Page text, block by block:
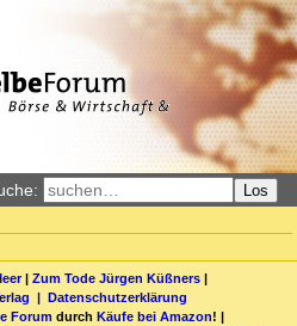
Los
| Zum Tode Jürgen Küßners |
| Datenschutzerklärung
Forum durch Käufe bei Amazon! |